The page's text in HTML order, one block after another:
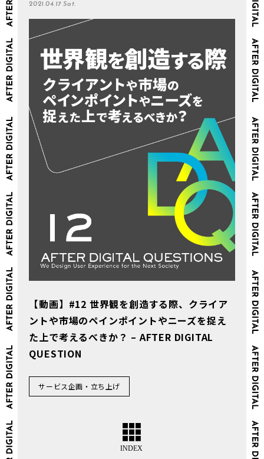
2021.04.17 Sat.
【動画】#12 世界観を創造する際、クライア
ントや市場のペインポイントやニーズを捉え
た上で考えるべきか？ – AFTER DIGITAL
QUESTION
サービス企画・立ち上げ